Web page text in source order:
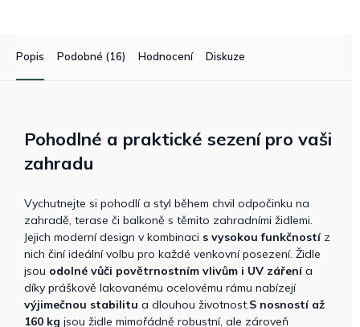
Popis Podobné (16) Hodnocení Diskuze
Pohodlné a praktické sezení pro vaši
zahradu
Vychutnejte si pohodlí a styl během chvil odpočinku na
zahradě, terase či balkoně s těmito zahradními židlemi.
Jejich moderní design v kombinaci s vysokou funkčnostíz
nich činí ideální volbu pro každé venkovní posezení. Židle
jsou odolné vůči povětrnostním vlivům i UV zářenía
díky práškově lakovanému ocelovému rámu nabízejí
výjimečnou stabilitu a dlouhou životnost.S nosností až
160 kg jsou židle mimořádně robustní, ale zároveň